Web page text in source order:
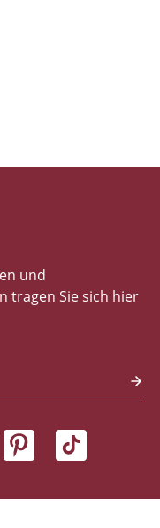
und
tragen Sie sich hier